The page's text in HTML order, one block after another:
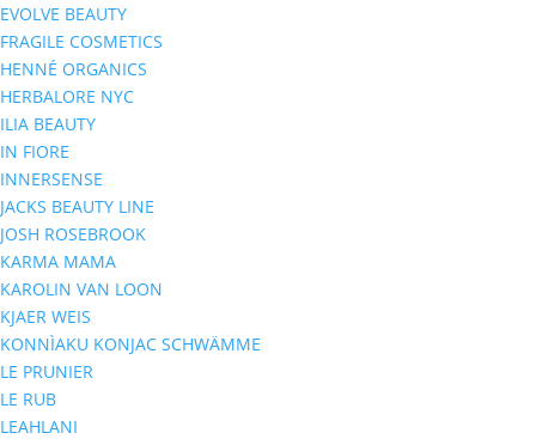
EVOLVE BEAUTY
FRAGILE COSMETICS
HENNÉ ORGANICS
HERBALORE NYC
ILIA BEAUTY
IN FIORE
INNERSENSE
JACKS BEAUTY LINE
JOSH ROSEBROOK
KARMA MAMA
KAROLIN VAN LOON
KJAER WEIS
KONNÌAKU KONJAC SCHWÄMME
LE PRUNIER
LE RUB
LEAHLANI